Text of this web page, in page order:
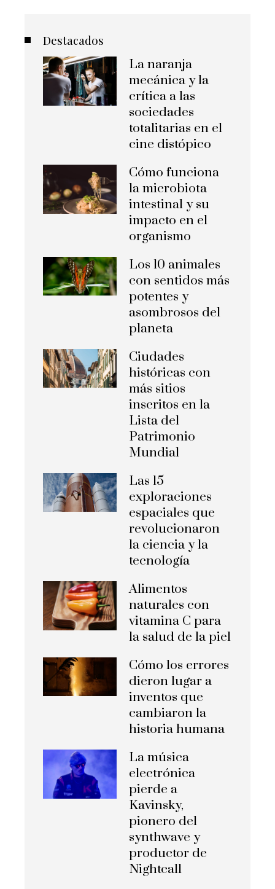
Destacados
La naranja
mecánica y la
crítica a las
sociedades
totalitarias en el
cine distópico
Cómo funciona
la microbiota
intestinal y su
impacto en el
organismo
Los 10 animales
con sentidos más
potentes y
asombrosos del
planeta
Ciudades
históricas con
más sitios
inscritos en la
Lista del
Patrimonio
Mundial
Las 15
exploraciones
espaciales que
revolucionaron
la ciencia y la
tecnología
Alimentos
naturales con
vitamina C para
la salud de la piel
Cómo los errores
dieron lugar a
inventos que
cambiaron la
historia humana
La música
electrónica
pierde a
Kavinsky,
pionero del
synthwave y
productor de
Nightcall